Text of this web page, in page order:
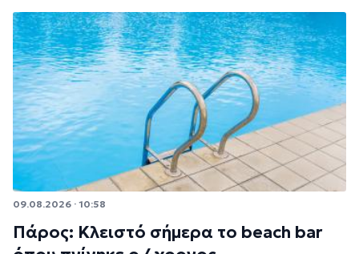
09.08.2026 · 10:58
Πάρος: Κλειστό σήμερα το beach bar